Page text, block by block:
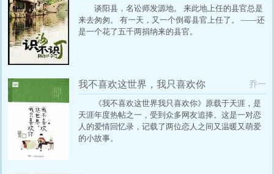
谈阳县，名讼师发源地。 来此地上任的县官总是
来去匆匆。 有一天，又一个倒霉县官上任了。 ——还
是一个花了五千两捐纳来的县官。
我不喜欢这世界，我只喜欢你 乔一
《我不喜欢这世界我只喜欢你》原载于天涯，是
天涯年度热帖之一，受到众多网友追捧。这是一对恋
人的爱情回忆录，记载了两位恋人之间又温暖又萌爱
的小故事。